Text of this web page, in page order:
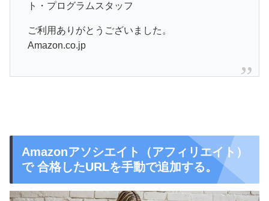
ト・プログラムスタッフ
ご利用ありがとうございました。
Amazon.co.jp
Amazonアソシエイト（アフィリエイト）
で 合格したURLを手動で追加する。